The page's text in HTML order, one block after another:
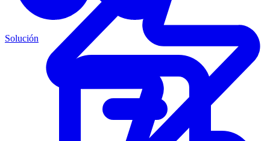
Solución